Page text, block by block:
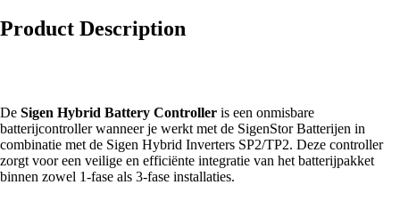
Product Description
De Sigen Hybrid Battery Controller is een onmisbare
batterijcontroller wanneer je werkt met de SigenStor Batterijen in
combinatie met de Sigen Hybrid Inverters SP2/TP2. Deze controller
zorgt voor een veilige en efficiënte integratie van het batterijpakket
binnen zowel 1-fase als 3-fase installaties.